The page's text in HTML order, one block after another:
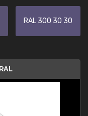
RAL 300 30 30